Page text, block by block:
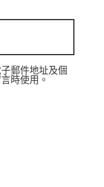
郵件地址及個
時使用。